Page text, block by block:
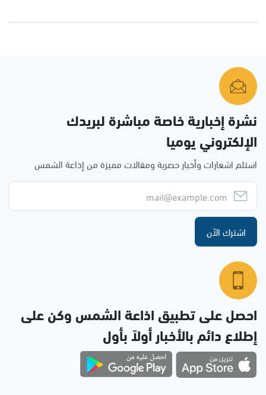
نشرة إخبارية خاصة مباشرة لبريدك
الإلكتروني يوميا
استلم اشعارات وأخبار حصرية ومقالات مميزة من إذاعة الشمس
اشترك الآن
احصل على تطبيق اذاعة الشمس وكن على
إطلاع دائم بالأخبار أولاً بأول